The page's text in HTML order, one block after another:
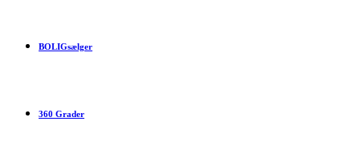
BOLIGsælger
360 Grader